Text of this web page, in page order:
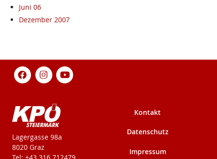
Juni 06
Dezember 2007
KPÖ-Steiermark
Lagergasse 98a
8020 Graz
Kontakt
Datenschutz
Impressum